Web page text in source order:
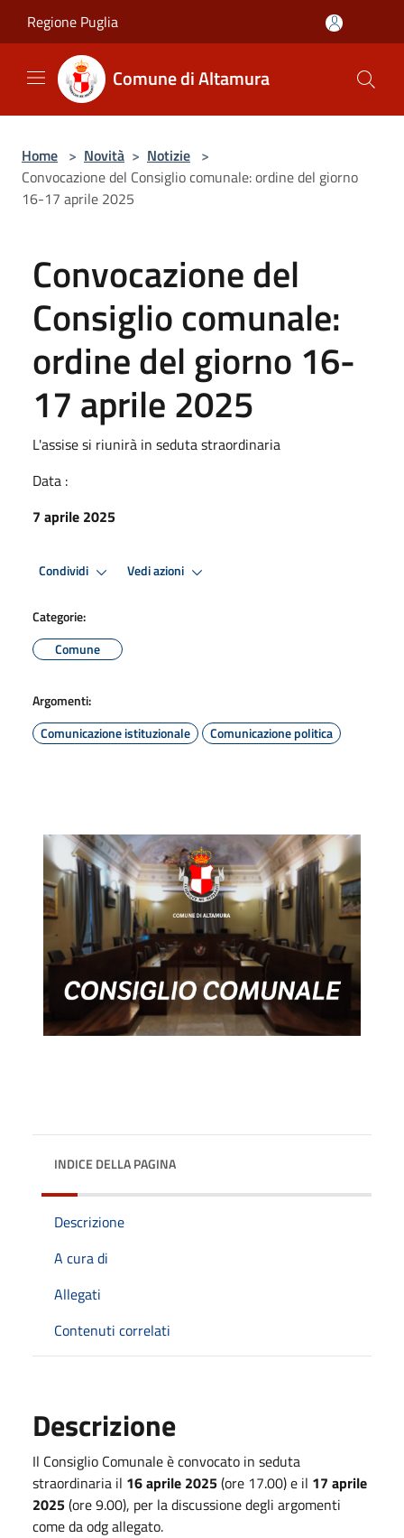
Regione Puglia
Comune di Altamura
Home > Novità > Notizie >
Convocazione del Consiglio comunale: ordine del giorno
16-17 aprile 2025
Convocazione del
Consiglio comunale:
ordine del giorno 16-
17 aprile 2025
L'assise si riunirà in seduta straordinaria
Data :
7 aprile 2025
Condividi Vedi azioni
Categorie:
Comune
Argomenti:
Comunicazione istituzionale
Comunicazione politica
INDICE DELLA PAGINA
Descrizione
A cura di
Allegati
Contenuti correlati
Descrizione
Il Consiglio Comunale è convocato in seduta
straordinaria il 16 aprile 2025(ore 17.00) e il 17 aprile
2025(ore 9.00), per la discussione degli argomenti
come da odg allegato.